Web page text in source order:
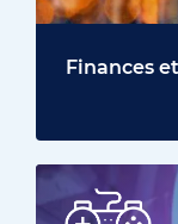
Finances